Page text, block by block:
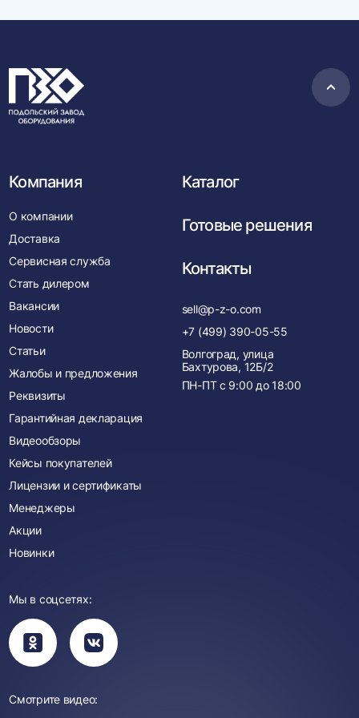
в
Компания
О компании
Доставка
Сервисная служба
Стать дилером
Вакансии
Новости
Статьи
Жалобы и предложения
Реквизиты
Гарантийная декларация
Видеообзоры
Кейсы покупателей
Лицензии и сертификаты
Менеджеры
Акции
Новинки
Каталог
Готовые решения
Контакты
sell@p-z-o.com
+7 (499) 390-05-55
Волгоград, улица
Бахтурова, 12Б/2
ПН-ПТ с 9:00 до 18:00
Мы в соцсетях:
Вы
перейдете
в
группу
Вы
перейдете
в
группу
Смотрите видео: